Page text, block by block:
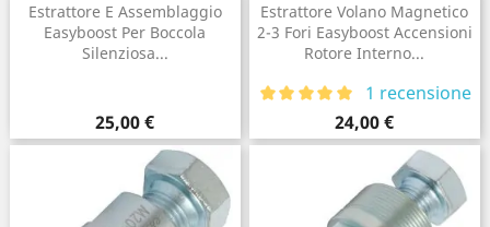
Estrattore E Assemblaggio
Easyboost Per Boccola
Silenziosa...
Prezzo
25,00 €
Estrattore Volano Magnetico
2-3 Fori Easyboost Accensioni
Rotore Interno...
Prezzo
24,00 €
1 recensione